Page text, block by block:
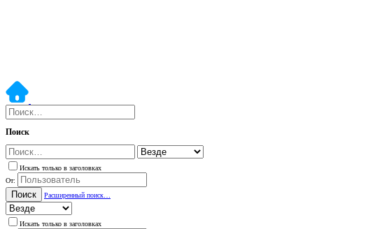
Поиск
Искать только в заголовках
От:
Поиск Расширенный поиск…
Искать только в заголовках